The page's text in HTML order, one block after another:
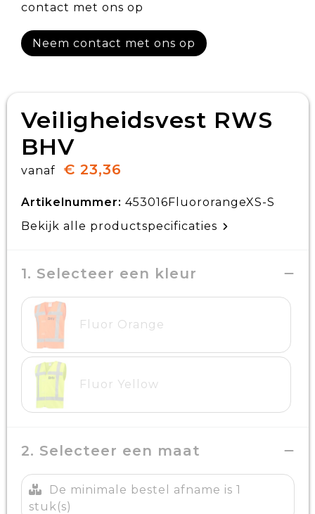
contact met ons op
Neem contact met ons op
Veiligheidsvest RWS
BHV
vanaf € 23,36
Artikelnummer: 453016FluororangeXS-S
Bekijk alle productspecificaties
1. Selecteer een kleur
Fluor Orange
Fluor Yellow
2. Selecteer een maat
De minimale bestel afname is 1
stuk(s)